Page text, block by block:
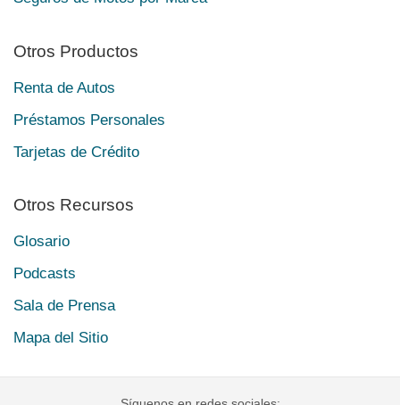
Otros Productos
Renta de Autos
Préstamos Personales
Tarjetas de Crédito
Otros Recursos
Glosario
Podcasts
Sala de Prensa
Mapa del Sitio